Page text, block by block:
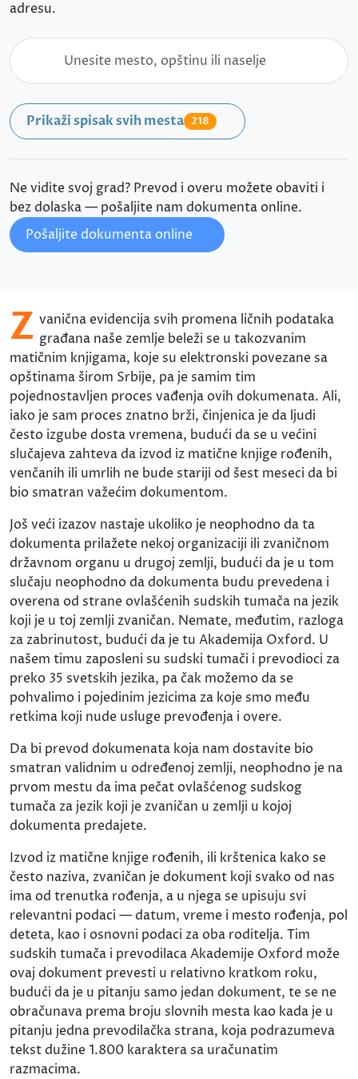
adresu.
Prikaži spisak svih mesta 218
Ne vidite svoj grad? Prevod i overu možete obaviti i
bez dolaska — pošaljite nam dokumenta online.
Pošaljite dokumenta online
Z vanična evidencija svih promena ličnih podataka
građana naše zemlje beleži se u takozvanim
matičnim knjigama, koje su elektronski povezane sa
opštinama širom Srbije, pa je samim tim
pojednostavljen proces vađenja ovih dokumenata. Ali,
iako je sam proces znatno brži, činjenica je da ljudi
često izgube dosta vremena, budući da se u većini
slučajeva zahteva da izvod iz matične knjige rođenih,
venčanih ili umrlih ne bude stariji od šest meseci da bi
bio smatran važećim dokumentom.
Još veći izazov nastaje ukoliko je neophodno da ta
dokumenta prilažete nekoj organizaciji ili zvaničnom
državnom organu u drugoj zemlji, budući da je u tom
slučaju neophodno da dokumenta budu prevedena i
overena od strane ovlašćenih sudskih tumača na jezik
koji je u toj zemlji zvaničan. Nemate, međutim, razloga
za zabrinutost, budući da je tu Akademija Oxford. U
našem timu zaposleni su sudski tumači i prevodioci za
preko 35 svetskih jezika, pa čak možemo da se
pohvalimo i pojedinim jezicima za koje smo među
retkima koji nude usluge prevođenja i overe.
Da bi prevod dokumenata koja nam dostavite bio
smatran validnim u određenoj zemlji, neophodno je na
prvom mestu da ima pečat ovlašćenog sudskog
tumača za jezik koji je zvaničan u zemlji u kojoj
dokumenta predajete.
Izvod iz matične knjige rođenih, ili krštenica kako se
često naziva, zvaničan je dokument koji svako od nas
ima od trenutka rođenja, a u njega se upisuju svi
relevantni podaci — datum, vreme i mesto rođenja, pol
deteta, kao i osnovni podaci za oba roditelja. Tim
sudskih tumača i prevodilaca Akademije Oxford može
ovaj dokument prevesti u relativno kratkom roku,
budući da je u pitanju samo jedan dokument, te se ne
obračunava prema broju slovnih mesta kao kada je u
pitanju jedna prevodilačka strana, koja podrazumeva
tekst dužine 1.800 karaktera sa uračunatim
razmacima.